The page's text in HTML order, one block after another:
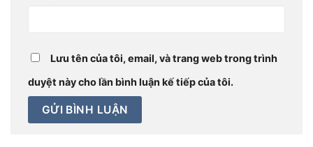
Lưu tên của tôi, email, và trang web trong trình
duyệt này cho lần bình luận kế tiếp của tôi.